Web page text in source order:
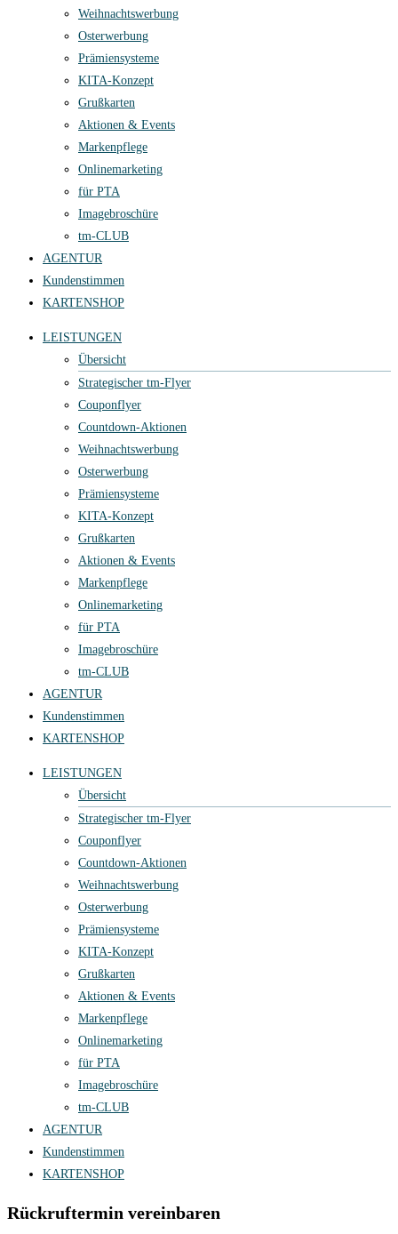
Weihnachtswerbung
Osterwerbung
Prämiensysteme
KITA-Konzept
Grußkarten
Aktionen & Events
Markenpflege
Onlinemarketing
für PTA
Imagebroschüre
tm-CLUB
AGENTUR
Kundenstimmen
KARTENSHOP
LEISTUNGEN
Übersicht
Strategischer tm-Flyer
Couponflyer
Countdown-Aktionen
Weihnachtswerbung
Osterwerbung
Prämiensysteme
KITA-Konzept
Grußkarten
Aktionen & Events
Markenpflege
Onlinemarketing
für PTA
Imagebroschüre
tm-CLUB
AGENTUR
Kundenstimmen
KARTENSHOP
LEISTUNGEN
Übersicht
Strategischer tm-Flyer
Couponflyer
Countdown-Aktionen
Weihnachtswerbung
Osterwerbung
Prämiensysteme
KITA-Konzept
Grußkarten
Aktionen & Events
Markenpflege
Onlinemarketing
für PTA
Imagebroschüre
tm-CLUB
AGENTUR
Kundenstimmen
KARTENSHOP
Rückruftermin vereinbaren